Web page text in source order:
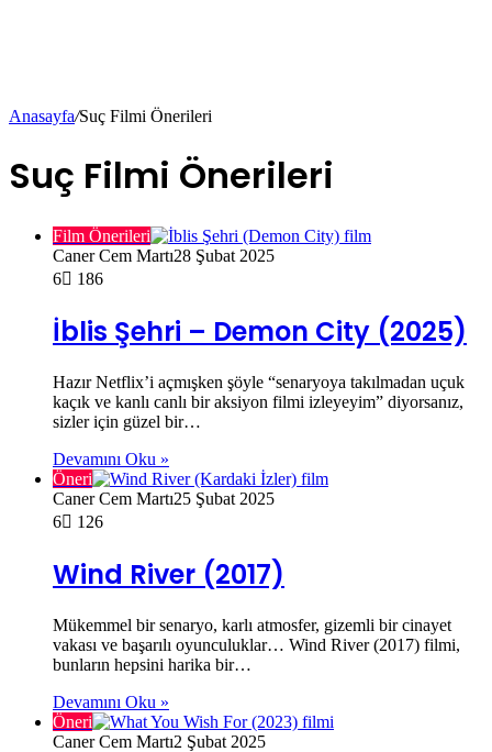
Anasayfa/Suç Filmi Önerileri
Suç Filmi Önerileri
Film Önerileri
Caner Cem Martı28 Şubat 2025
6
186
İblis Şehri – Demon City (2025)
Hazır Netflix’i açmışken şöyle “senaryoya takılmadan uçuk
kaçık ve kanlı canlı bir aksiyon filmi izleyeyim” diyorsanız,
sizler için güzel bir…
Devamını Oku »
Öneri
Caner Cem Martı25 Şubat 2025
6
126
Wind River (2017)
Mükemmel bir senaryo, karlı atmosfer, gizemli bir cinayet
vakası ve başarılı oyunculuklar… Wind River (2017) filmi,
bunların hepsini harika bir…
Devamını Oku »
Öneri
Caner Cem Martı2 Şubat 2025